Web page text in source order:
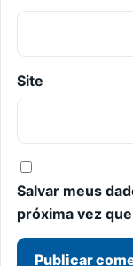
Site
Salvar meus
próxima vez